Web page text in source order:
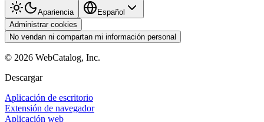
Apariencia
Español
Administrar cookies
No vendan ni compartan mi información personal
© 2026 WebCatalog, Inc.
Descargar
Aplicación de escritorio
Extensión de navegador
Aplicación web